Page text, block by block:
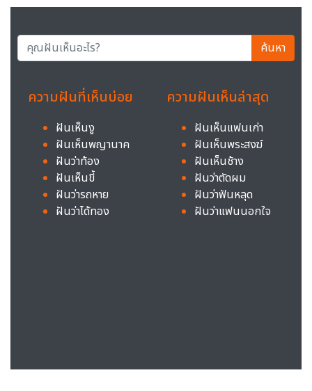
ค้นหา
ความฝันที่เห็นบ่อย
ฝันเห็นงู
ฝันเห็นพญานาค
ฝันว่าท้อง
ฝันเห็นขี้
ฝันว่ารถหาย
ฝันว่าได้ทอง
ความฝันเห็นล่าสุด
ฝันเห็นแฟนเก่า
ฝันเห็นพระสงฆ์
ฝันเห็นช้าง
ฝันว่าตัดผม
ฝันว่าฟันหลุด
ฝันว่าแฟนนอกใจ